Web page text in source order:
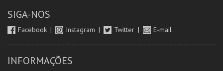
SIGA-NOS
Facebook Instagram Twitter E-mail
INFORMAÇÕES